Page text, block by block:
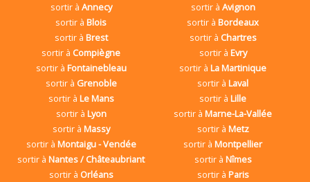
sortir à Annecy sortir à Avignon
sortir àBlois sortir àBordeaux
sortir à Brest sortir à Chartres
sortir à Compiègne sortir à Evry
sortir à Fontainebleau sortir àLa Martinique
sortir à Grenoble sortir àLaval
sortir à Le Mans sortir àLille
sortir à Lyon sortir àMarne-La-Vallée
sortir à Massy sortir à Metz
sortir à Montaigu - Vendée sortir àMontpellier
sortir àNantes / Châteaubriant sortir à Nîmes
sortir à Orléans sortir à Paris